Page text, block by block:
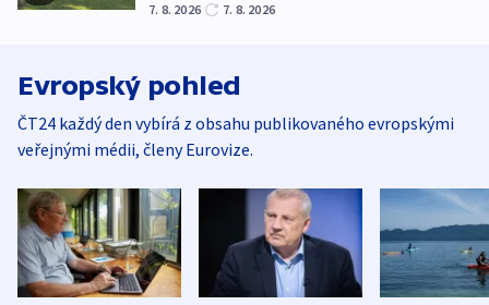
7. 8. 2026 7. 8. 2026
Evropský pohled
ČT24 každý den vybírá z obsahu publikovaného evropskými
veřejnými médii, členy Eurovize.